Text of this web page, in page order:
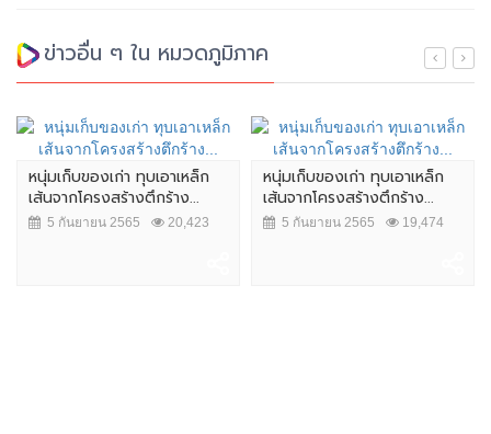
ข่าวอื่น ๆ ใน หมวดภูมิภาค
หนุ่มเก็บของเก่า ทุบเอาเหล็ก
เส้นจากโครงสร้างตึกร้าง...
5 กันยายน 2565 20,423
หนุ่มเก็บของเก่า ทุบเอาเหล็ก
เส้นจากโครงสร้างตึกร้าง...
5 กันยายน 2565 19,474